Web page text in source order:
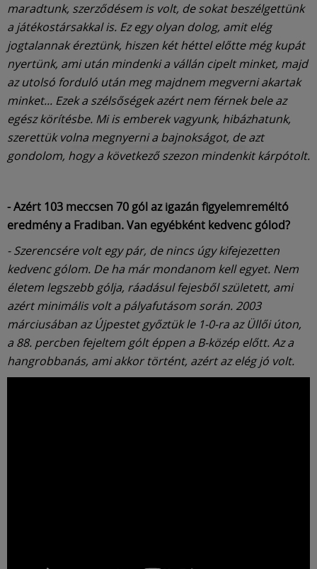
maradtunk, szerződésem is volt, de sokat beszélgettünk
a játékostársakkal is. Ez egy olyan dolog, amit elég
jogtalannak éreztünk, hiszen két héttel előtte még kupát
nyertünk, ami után mindenki a vállán cipelt minket, majd
az utolsó forduló után meg majdnem megverni akartak
minket... Ezek a szélsőségek azért nem férnek bele az
egész körítésbe. Mi is emberek vagyunk, hibázhatunk,
szerettük volna megnyerni a bajnokságot, de azt
gondolom, hogy a következő szezon mindenkit kárpótolt.
- Azért 103 meccsen 70 gól az igazán figyelemreméltó
eredmény a Fradiban. Van egyébként kedvenc gólod?
- Szerencsére volt egy pár, de nincs úgy kifejezetten
kedvenc gólom. De ha már mondanom kell egyet. Nem
életem legszebb gólja, ráadásul fejesből született, ami
azért minimális volt a pályafutásom során. 2003
márciusában az Újpestet győztük le 1-0-ra az Üllői úton,
a 88. percben fejeltem gólt éppen a B-közép előtt. Az a
hangrobbanás, ami akkor történt, azért az elég jó volt.